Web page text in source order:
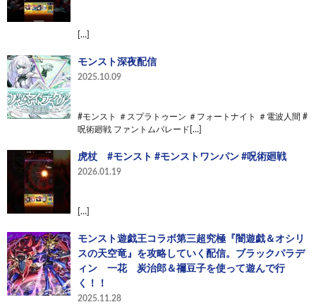
[…]
モンスト深夜配信
2025.10.09
#モンスト ＃スプラトゥーン ＃フォートナイト ＃電波人間 #
呪術廻戦 ファントムパレード[…]
虎杖 #モンスト #モンストワンパン #呪術廻戦
2026.01.19
[…]
モンスト遊戯王コラボ第三超究極『闇遊戯＆オシリ
スの天空竜』を攻略していく配信。ブラックパラデ
ィン 一花 炭治郎＆禰󠄀豆子を使って遊んで行
く！！
2025.11.28